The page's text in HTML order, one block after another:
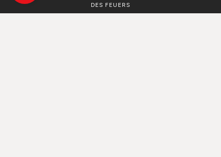
DES FEUERS